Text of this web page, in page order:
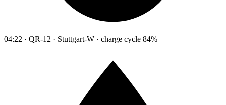
04:22 · QR-12 · Stuttgart-W · charge cycle 84%